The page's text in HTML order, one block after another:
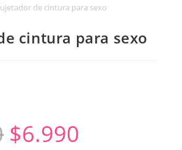
de cintura para sexo
cintura para sexo
$6.990